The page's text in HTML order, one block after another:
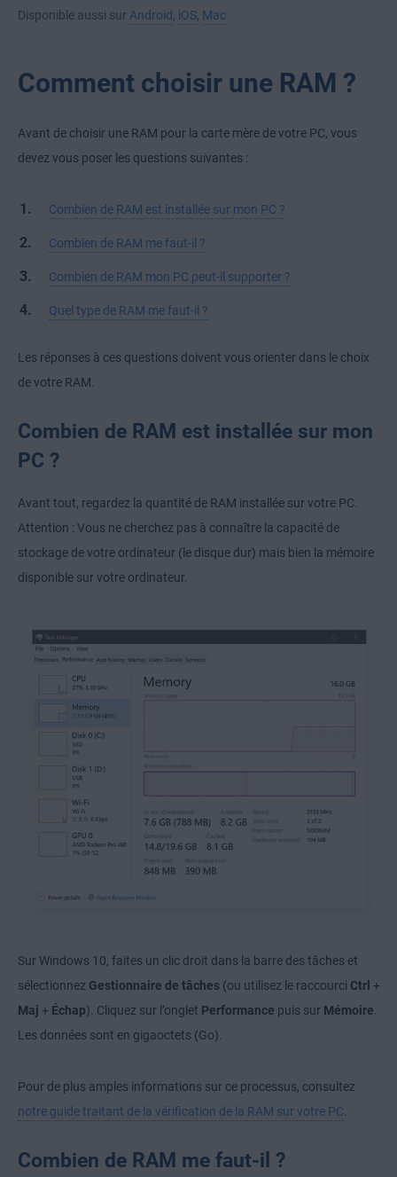
Disponible aussi sur Android , iOS, Mac
Comment choisir une RAM ?
Avant de choisir une RAM pour la carte mère de votre PC, vous
devez vous poser les questions suivantes :
Combien de RAM est installée sur mon PC ?
Combien de RAM me faut-il ?
Combien de RAM mon PC peut-il supporter ?
Quel type de RAM me faut-il ?
Les réponses à ces questions doivent vous orienter dans le choix
de votre RAM.
Combien de RAM est installée sur mon
PC ?
Avant tout, regardez la quantité de RAM installée sur votre PC.
Attention : Vous ne cherchez pas à connaître la capacité de
stockage de votre ordinateur (le disque dur) mais bien la mémoire
disponible sur votre ordinateur.
Sur Windows 10, faites un clic droit dans la barre des tâches et
sélectionnez Gestionnaire de tâches (ou utilisez le raccourci Ctrl +
Maj + Échap). Cliquez sur l’onglet Performance puis sur Mémoire
Les données sont en gigaoctets (Go).
Pour de plus amples informations sur ce processus, consultez
notre guide traitant de la vérification de la RAM sur votre PC
Combien de RAM me faut-il ?